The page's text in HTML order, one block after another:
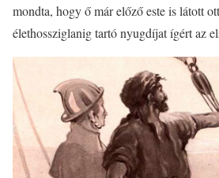
mondta, hogy ő már előző este is látott
élethossziglanig tartó nyugdíjat ígért az